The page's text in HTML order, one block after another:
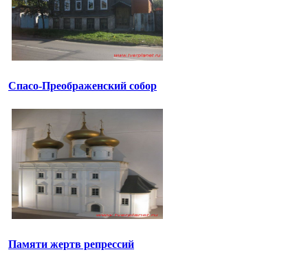
Спасо-Преображенский собор
Памяти жертв репрессий